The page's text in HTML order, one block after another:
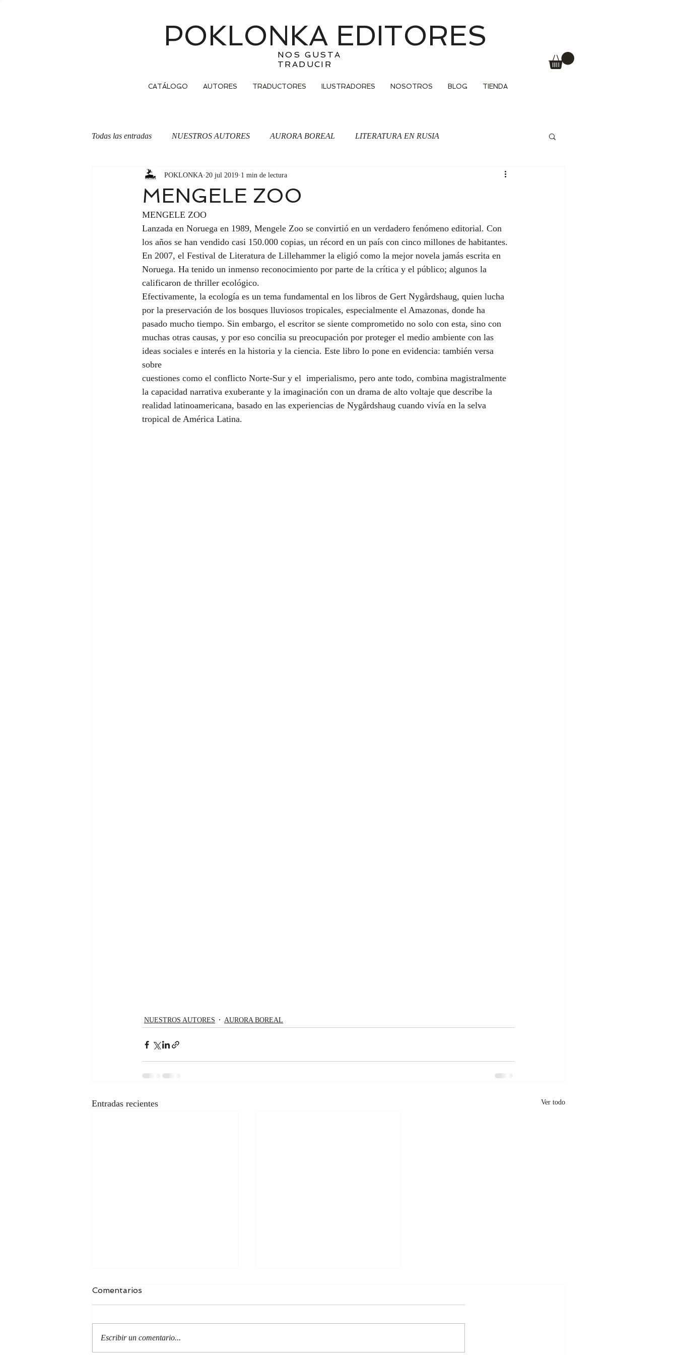
POKLONKA EDITORES
NOS GUSTA
TRADUCIR
CATÁLOGO AUTORES TRADUCTORES ILUSTRADORES NOSOTROS BLOG TIENDA
Todas las entradas NUESTROS AUTORES AURORA BOREAL LITERATURA EN RUSIA
OTRA CARA DE LA MONEDA Traducción
MENGELE ZOO
POKLONKA 20 jul 2019 1 min de lectura
MENGELE ZOO
Lanzada en Noruega en 1989, Mengele Zoo se convirtió en un verdadero fenómeno editorial. Con
los años se han vendido casi 150.000 copias, un récord en un país con cinco millones de habitantes.
En 2007, el Festival de Literatura de Lillehammer la eligió como la mejor novela jamás escrita en
Noruega. Ha tenido un inmenso reconocimiento por parte de la crítica y el público; algunos la
calificaron de thriller ecológico.
Efectivamente, la ecología es un tema fundamental en los libros de Gert Nygårdshaug, quien lucha
por la preservación de los bosques lluviosos tropicales, especialmente el Amazonas, donde ha
pasado mucho tiempo. Sin embargo, el escritor se siente comprometido no solo con esta, sino con
muchas otras causas, y por eso concilia su preocupación por proteger el medio ambiente con las
ideas sociales e interés en la historia y la ciencia. Este libro lo pone en evidencia: también versa
sobre
cuestiones como el conflicto Norte-Sur y el  imperialismo, pero ante todo, combina magistralmente
la capacidad narrativa exuberante y la imaginación con un drama de alto voltaje que describe la
realidad latinoamericana, basado en las experiencias de Nygårdshaug cuando vivía en la selva
tropical de América Latina.
NUESTROS AUTORES AURORA BOREAL
Entradas recientes Ver todo
Comentarios
Escribir un comentario...